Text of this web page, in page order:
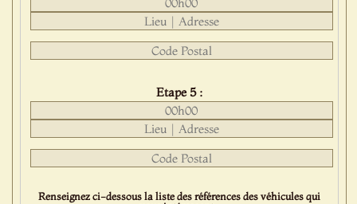
Etape 5 :
Renseignez ci-dessous la liste des références des véhicules qui